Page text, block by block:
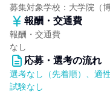
募集対象学校：大学院（
報酬・交通費
報酬・交通費
なし
応募・選考の流れ
選考なし（先着順）、適
試験なし